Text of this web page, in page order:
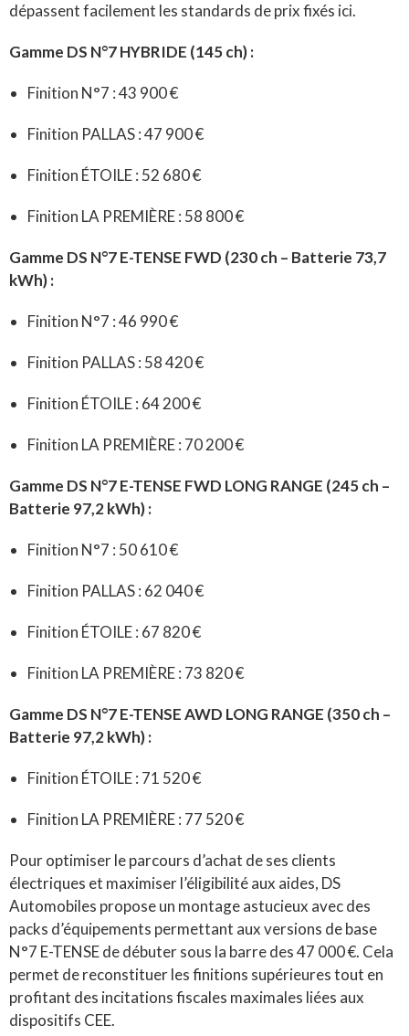
dépassent facilement les standards de prix fixés ici.
Gamme DS N°7 HYBRIDE (145 ch) :
Finition N°7 : 43 900 €
Finition PALLAS : 47 900 €
Finition ÉTOILE : 52 680 €
Finition LA PREMIÈRE : 58 800 €
Gamme DS N°7 E-TENSE FWD (230 ch – Batterie 73,7
kWh) :
Finition N°7 : 46 990 €
Finition PALLAS : 58 420 €
Finition ÉTOILE : 64 200 €
Finition LA PREMIÈRE : 70 200 €
Gamme DS N°7 E-TENSE FWD LONG RANGE (245 ch –
Batterie 97,2 kWh) :
Finition N°7 : 50 610 €
Finition PALLAS : 62 040 €
Finition ÉTOILE : 67 820 €
Finition LA PREMIÈRE : 73 820 €
Gamme DS N°7 E-TENSE AWD LONG RANGE (350 ch –
Batterie 97,2 kWh) :
Finition ÉTOILE : 71 520 €
Finition LA PREMIÈRE : 77 520 €
Pour optimiser le parcours d’achat de ses clients
électriques et maximiser l’éligibilité aux aides, DS
Automobiles propose un montage astucieux avec des
packs d’équipements permettant aux versions de base
N°7 E-TENSE de débuter sous la barre des 47 000 €. Cela
permet de reconstituer les finitions supérieures tout en
profitant des incitations fiscales maximales liées aux
dispositifs CEE.